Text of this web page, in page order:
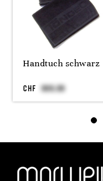
Handtuch schwarz
CHF